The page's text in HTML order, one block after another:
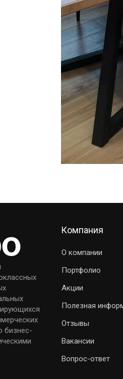
бизнес-
Компания
О компании
Портфолио
Акции
Полезная
Отзывы
Вакансии
Вопрос-ответ